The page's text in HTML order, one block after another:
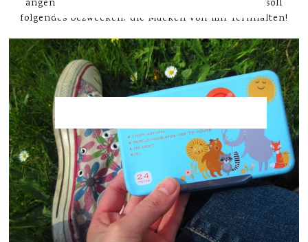
angenehm nach Zitrone, sieht niedlich aus und soll
folgendes bezwecken: die Mücken von mir fernhalten!